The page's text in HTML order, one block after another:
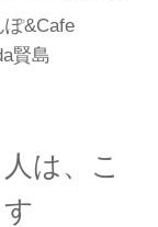
&Cafe
賢島
は、こ